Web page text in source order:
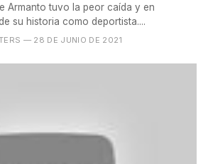
Armanto tuvo la peor caída y en
su historia como deportista....
— 28 DE JUNIO DE 2021